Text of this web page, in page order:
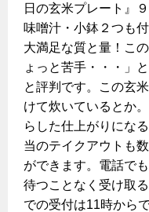
日の玄米プレート』
味噌汁・小鉢２つも
大満足な質と量！こ
ょっと苦手・・・」
と評判です。この玄
けて炊いているとか
らした仕上がりにな
当のテイクアウトも
ができます。電話で
待つことなく受け取
での受付は11時から